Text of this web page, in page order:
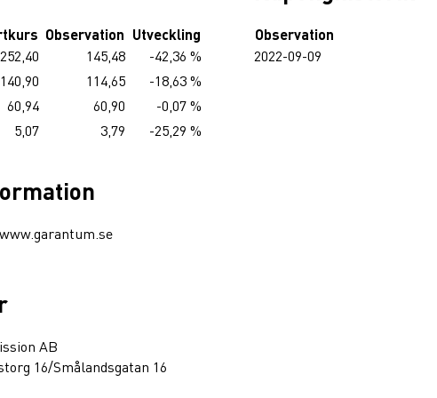
Observation Utveckling
252,40 145,48
-42,36 %
140,90 114,65
-18,63 %
60,94 60,90
-0,07 %
5,07 3,79 -25,29 %
Observation
2022-09-09
AB
16/Smålandsgatan 16